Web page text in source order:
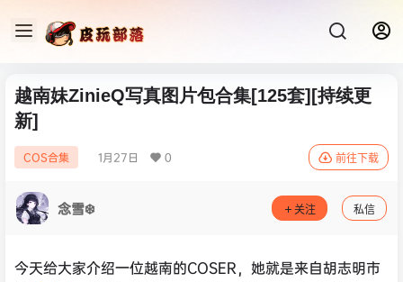
越南妹ZinieQ写真图片包合集[125套][持续更
新]
COS合集 1月27日 0 前往下载
念雪❄️ 关注 私信
今天给大家介绍一位越南的COSER，她就是来自胡志明市